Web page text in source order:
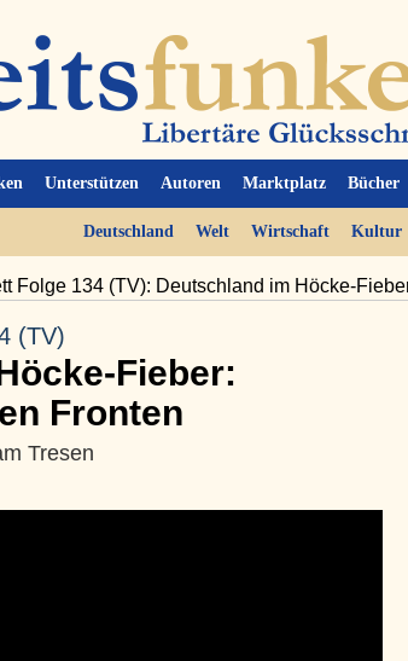
Unterstützen Autoren Marktplatz Bücher
Deutschland Welt Wirtschaft Kultur
Folge 134 (TV): Deutschland im Höcke-
(TV)
Fieber:
Fronten
Tresen